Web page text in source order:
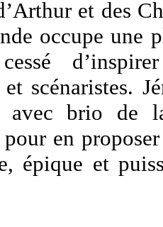
et des
occupe une
et scénaristes.
avec brio de
en
épique et